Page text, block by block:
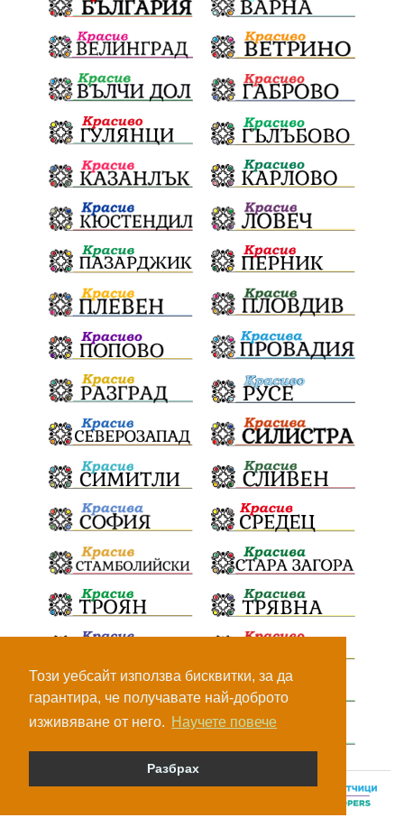
Този уебсайт използва бисквитки, за да
гарантира, че получавате най-доброто
изживяване от него. Научете повече
Разбрах
© Всички права са запазени, 2026.